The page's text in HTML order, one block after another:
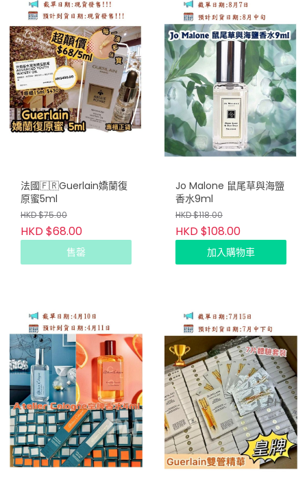
法國🇫🇷Guerlain嬌蘭復
原蜜5ml
HKD $75.00
HKD $68.00
售罄
Jo Malone 鼠尾草與海鹽
香水9ml
HKD $118.00
HKD $108.00
加入購物車